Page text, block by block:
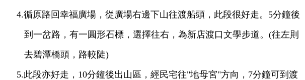
4.循原路回幸福廣場，從廣場右邊下山往渡船頭，此段很好走。5分鐘後
到 一岔路，有一圓形石標，選擇往右，為新店渡口文學步道。(往左則
去碧潭橋頭，路較陡)
5.此段亦好走，10分鐘後出山區，經民宅往"地母宮"方向，7分鐘可到渡